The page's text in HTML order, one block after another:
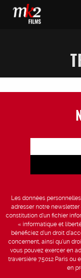
Les données
adresser notre newsletter
constitution d’un fichier
« informatique et
bénéficiez d’un droit
concernent, ainsi qu’un
vous pouvez exercer en
traversière 75012 Paris ou
en